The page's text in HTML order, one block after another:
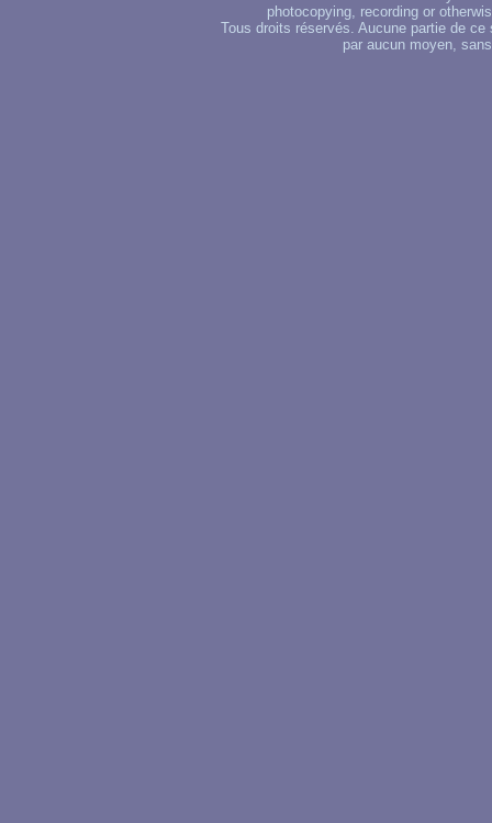
photocopying, recording or
Tous droits réservés. Aucune partie de
par aucun moyen,